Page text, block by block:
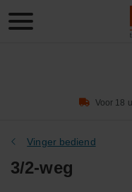
Product
zoeken
Voor 18
Vinger bediend
3/2-weg